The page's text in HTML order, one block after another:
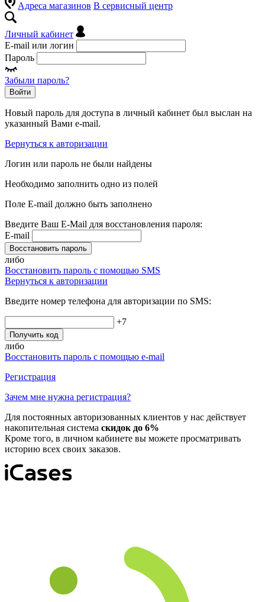
Адреса магазинов В сервисный центр
Личный кабинет
E-mail или логин
Пароль
Забыли пароль?
Войти
Новый пароль для доступа в личный кабинет был выслан на
указанный Вами e-mail.
Вернуться к авторизации
Логин или пароль не были найдены
Необходимо заполнить одно из полей
Поле E-mail должно быть заполнено
Введите Ваш E-Mail для восстановления пароля:
E-mail
Восстановить пароль
либо
Восстановить пароль с помощью SMS
Вернуться к авторизации
Введите номер телефона для авторизации по SMS:
+7
Получить код
либо
Восстановить пароль с помощью e-mail
Регистрация
Зачем мне нужна регистрация?
Для постоянных авторизованных клиентов у нас действует
накопительная система скидок до 6%
Кроме того, в личном кабинете вы можете просматривать
историю всех своих заказов.